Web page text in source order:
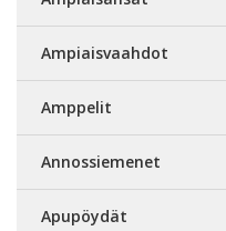
Ampiaisvaahdot
Amppelit
Annossiemenet
Apupöydät